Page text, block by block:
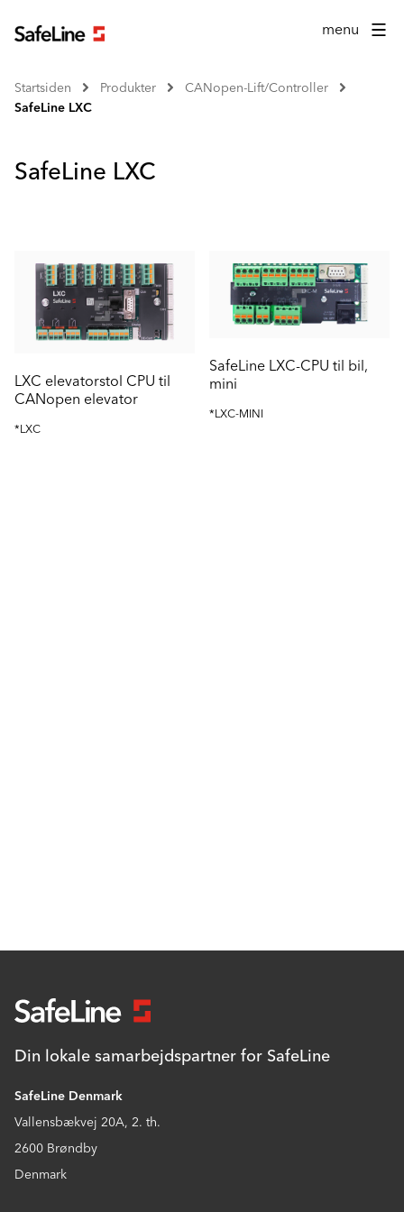
menu
Startsiden Produkter
CANopen-Lift/Controller
SafeLine LXC
SafeLine LXC
LXC elevatorstol CPU til
CANopen elevator
*LXC
SafeLine LXC-CPU til bil,
mini
*LXC-MINI
Din lokale samarbejdspartner for SafeLine
SafeLine Denmark
Vallensbækvej 20A, 2. th.
2600 Brøndby
Denmark